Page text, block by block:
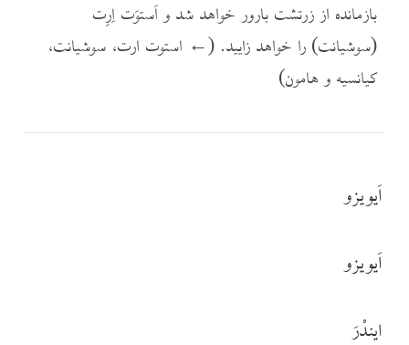
بازمانده از زرتشت بارور خواهد شد و اَستوَت اِرِت
(سوشیانت) را خواهد زایید. (← استوت ارت، سوشیانت،
کیانسیه و هامون)
اَیویزو
اَیویزو
ایندْرَ